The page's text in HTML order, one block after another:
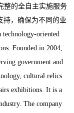
整的全自主实施服务
持，确保为不同的业
oriented
Founded in 2004,
government and
cultural relics
exhibitions. It is a
The company